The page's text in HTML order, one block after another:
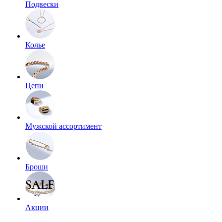
Подвески
Колье
Цепи
Мужской ассортимент
Броши
Акции